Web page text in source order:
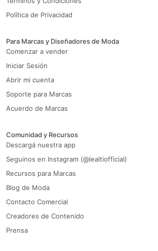
Política de Privacidad
Para Marcas y Diseñadores de Moda
Comenzar a vender
Iniciar Sesión
Abrir mi cuenta
Soporte para Marcas
Acuerdo de Marcas
Comunidad y Recursos
Descargá nuestra app
Seguinos en Instagram (@lealtiofficial)
Recursos para Marcas
Blog de Moda
Contacto Comercial
Creadores de Contenido
Prensa